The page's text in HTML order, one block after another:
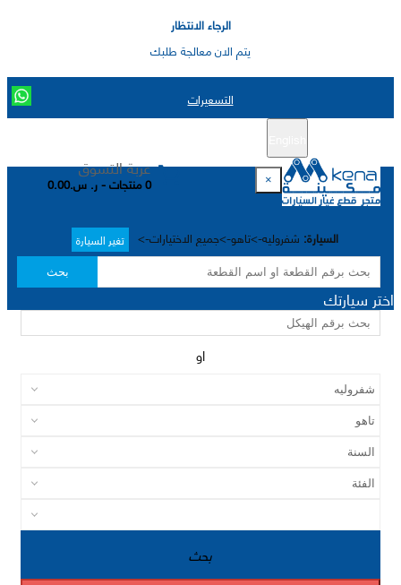
الرجاء الانتظار
يتم الان معالجة طلبك
التسعيرات
عربة التسوق
0 منتجات - ر. س.0.00
السيارة: شفروليه->تاهو->جميع الاختيارات-> تغير السيارة
بحث
×
اختر سيارتك
او
بحث